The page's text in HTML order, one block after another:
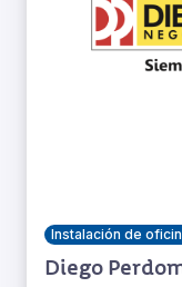
Instalación de
Diego